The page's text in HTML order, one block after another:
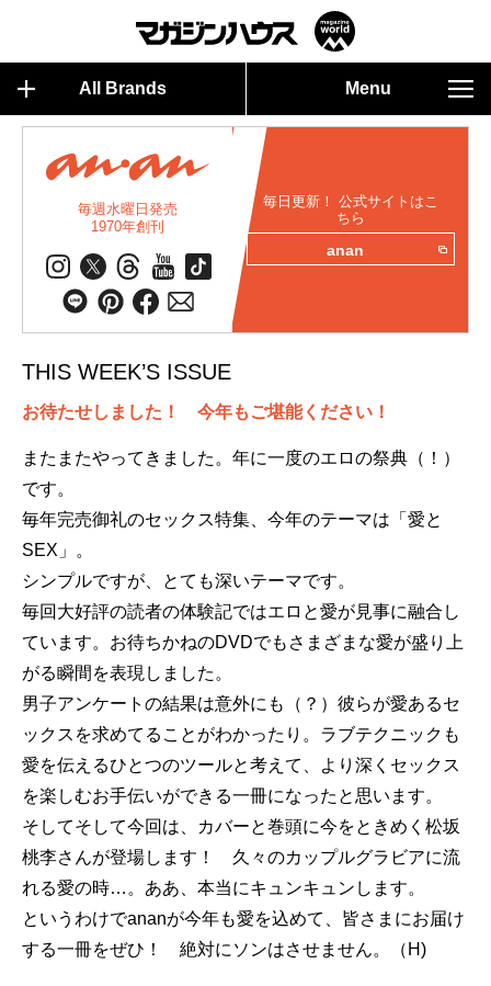
All Brands Menu
毎週水曜日発売
1970年創刊
毎日更新！ 公式サイトはこ
ちら
anan
THIS WEEK’S ISSUE
お待たせしました！ 今年もご堪能ください！
またまたやってきました。年に一度のエロの祭典（！）
です。
毎年完売御礼のセックス特集、今年のテーマは「愛と
SEX」。
シンプルですが、とても深いテーマです。
毎回大好評の読者の体験記ではエロと愛が見事に融合し
ています。お待ちかねのDVDでもさまざまな愛が盛り上
がる瞬間を表現しました。
男子アンケートの結果は意外にも（？）彼らが愛あるセ
ックスを求めてることがわかったり。ラブテクニックも
愛を伝えるひとつのツールと考えて、より深くセックス
を楽しむお手伝いができる一冊になったと思います。
そしてそして今回は、カバーと巻頭に今をときめく松坂
桃李さんが登場します！ 久々のカップルグラビアに流
れる愛の時…。ああ、本当にキュンキュンします。
というわけでananが今年も愛を込めて、皆さまにお届け
する一冊をぜひ！ 絶対にソンはさせません。（H)